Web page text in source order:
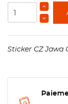
Sticker CZ Jawa